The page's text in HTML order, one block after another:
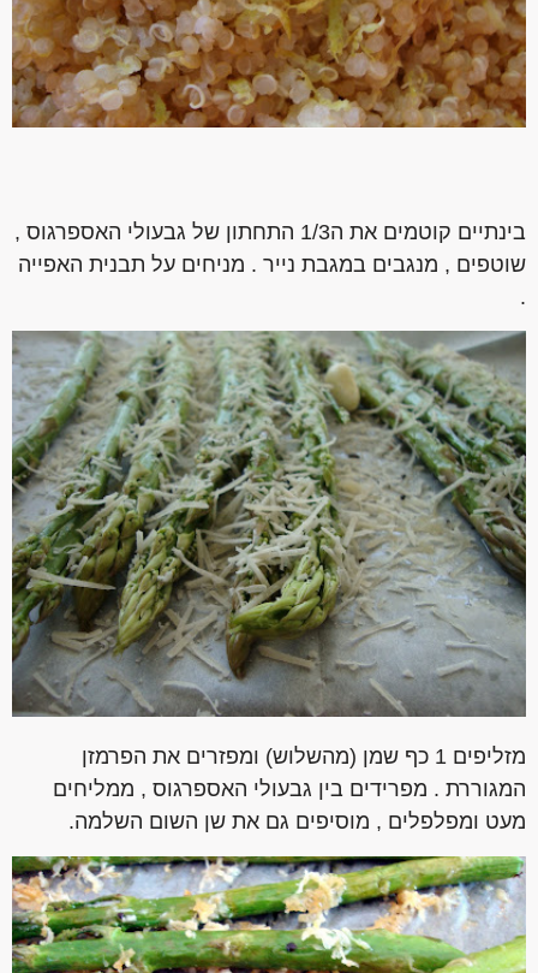
בינתיים קוטמים את ה1/3 התחתון של גבעולי האספרגוס ,
שוטפים , מנגבים במגבת נייר . מניחים על תבנית האפייה
.
מזליפים 1 כף שמן (מהשלוש) ומפזרים את הפרמזן
המגוררת . מפרידים בין גבעולי האספרגוס , ממליחים
מעט ומפלפלים , מוסיפים גם את שן השום השלמה.